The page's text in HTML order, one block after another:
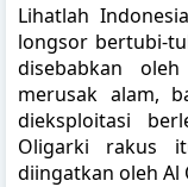
Lihatlah
longsor bertubi-
disebabkan
merusak alam,
dieksploitasi
Oligarki rakus
diingatkan oleh Al